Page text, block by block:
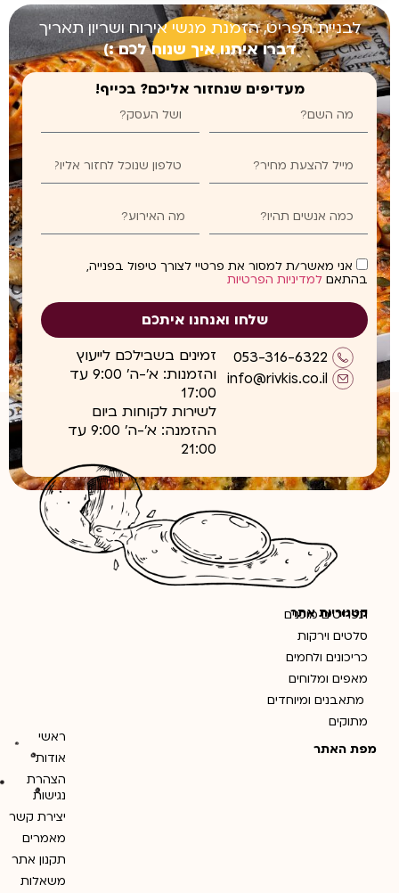
לבניית תפריט, הזמנת מגשי אירוח ושריון תאריך
דברו איתנו איך שנוח לכם :)
מעדיפים שנחזור אליכם? בכייף!
אני מאשר/ת למסור את פרטיי לצורך טיפול בפנייה,
בהתאם למדיניות הפרטיות
שלחו ואנחנו איתכם
053-316-6322
info@rivkis.co.il
זמינים בשבילכם לייעוץ
והזמנות: א'-ה' 9:00 עד
17:00
לשירות לקוחות ביום
ההזמנה: א'-ה' 9:00 עד
21:00
קטגוריות אתר
תפריטים מוכנים
סלטים וירקות
כריכונים ולחמים
מאפים ומלוחים
מתאבנים ומיוחדים
מתוקים
מפת האתר
ראשי
אודות
הצהרת
נגישות
יצירת קשר
מאמרים
תקנון אתר
משאלות